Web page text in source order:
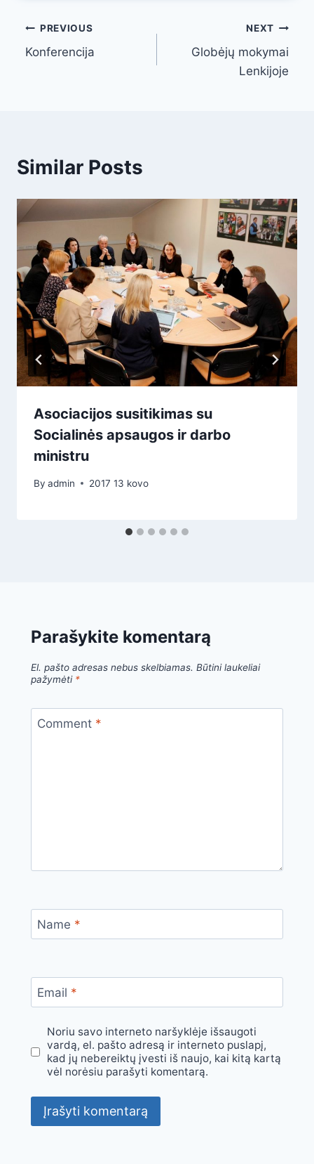
Navigacija
tarp
PREVIOUS
Konferencija
NEXT
Globėjų mokymai
Lenkijoje
Similar Posts
Asociacijos susitikimas su
Socialinės apsaugos ir darbo
ministru
By admin 2017 13 kovo
Parašykite komentarą
El. pašto adresas nebus skelbiamas. Būtini laukeliai
pažymėti *
Comment *
Name *
Email *
Noriu savo interneto naršyklėje išsaugoti
vardą, el. pašto adresą ir interneto puslapį,
kad jų nebereiktų įvesti iš naujo, kai kitą kartą
vėl norėsiu parašyti komentarą.